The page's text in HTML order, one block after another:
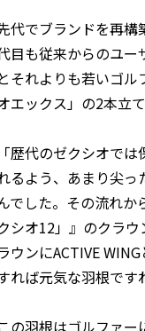
代でブランドを再構
目も従来からのユー
とそれよりも若いゴ
エックス」の2本立
「歴代のゼクシオで
るよう、あまり尖っ
でした。その流れか
シオ12」』のクラ
ウンにACTIVE
れば元気な羽根です
の羽根はゴルファ